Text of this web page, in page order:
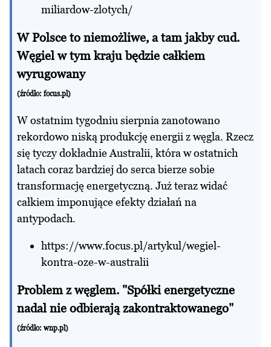
miliardow-zlotych/
W Polsce to niemożliwe, a tam jakby cud.
Węgiel w tym kraju będzie całkiem
wyrugowany
(źródło: focus.pl)
W ostatnim tygodniu sierpnia zanotowano
rekordowo niską produkcję energii z węgla. Rzecz
się tyczy dokładnie Australii, która w ostatnich
latach coraz bardziej do serca bierze sobie
transformację energetyczną. Już teraz widać
całkiem imponujące efekty działań na
antypodach.
https://www.focus.pl/artykul/wegiel-
kontra-oze-w-australii
Problem z węglem. "Spółki energetyczne
nadal nie odbierają zakontraktowanego"
(źródło: wnp.pl)